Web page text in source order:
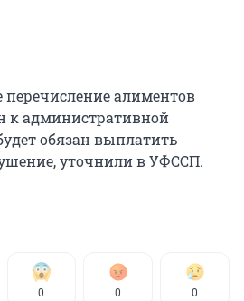
перечисление алиментов
к административной
обязан выплатить
уточнили в УФССП.
0 0 0